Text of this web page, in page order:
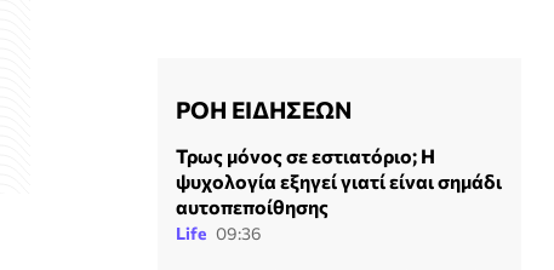
ΡΟΗ ΕΙΔΗΣΕΩΝ
Τρως μόνος σε εστιατόριο; Η
ψυχολογία εξηγεί γιατί είναι σημάδι
αυτοπεποίθησης
Life 09:36